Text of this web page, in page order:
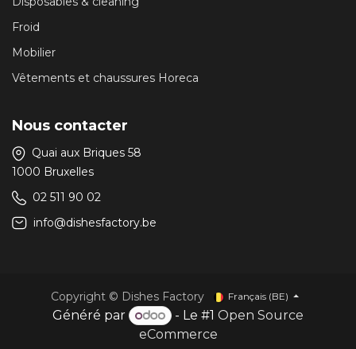
Froid
Mobilier
Vêtements et chaussures Horeca
Nous contacter
Quai aux Briques 58
1000 Bruxelles
02 511 90 02
info@dishesfactory.be
Copyright © Dishes Factory Français (BE)
Généré par - Le #1Open Source
eCommerce